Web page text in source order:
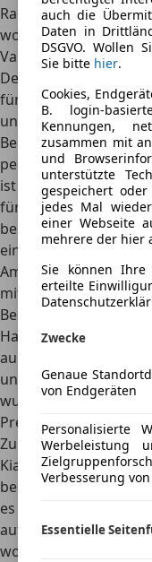
Radstand wurde
wobei die Wendigkeit
Varianten
Den Kia Rocsta gibt
fünftürige Version,
unterscheiden. Die
Benzinmotor und ist
per Klettverschluss
ist nur in der DX-
fünftürige Version
besitzt 15 Zoll
eine Uhr und eine
Am meisten
mit der sich der
Besonderheit sind die
Hardtop und eine
auch noch eine rein
und keine
wurde die Karosserie
Preis
Zur Einführung 1994
Kia Rocsta bei
besser ausgestattete
es den Rocsta nicht
auf dem
wobei die Preise
auch die
Daten in
DSGVO. Wollen
Sie bitte hier.
Cookies,
B. login-
Kennungen,
zusammen mit
und
unterstützte
gespeichert
jedes Mal
einer Webseite
mehrere der hier
Sie können Ihre
erteilte
Zwecke
Genaue
von Endgeräten
Personalisierte
Werbeleistung
Verbesserung
Essentielle